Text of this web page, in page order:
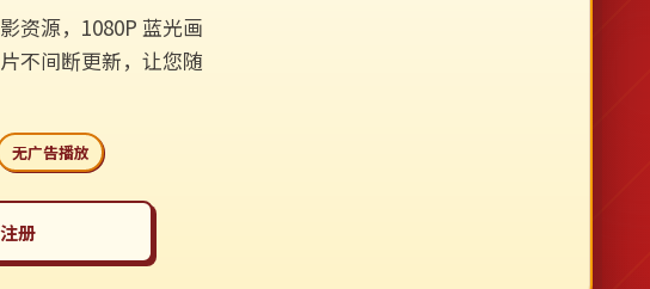
资源，1080P 蓝光画
不间断更新，让您随
无广告播放
册